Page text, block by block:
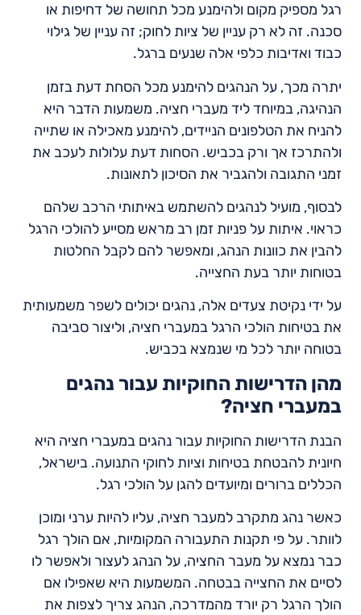
רגל מספיק מקום ולהימנע מכל תחושה של דחיפות או
סכנה. זה לא רק עניין של ציות לחוק; זה עניין של גילוי
כבוד ואדיבות כלפי אלה שנעים ברגל.
יתרה מכך, על הנהגים להימנע מכל הסחת דעת בזמן
הנהיגה, במיוחד ליד מעברי חציה. משמעות הדבר היא
להניח את הטלפונים הניידים, להימנע מאכילה או שתייה
ולהתרכז אך ורק בכביש. הסחות דעת עלולות לעכב את
זמני התגובה ולהגביר את הסיכון לתאונות.
לבסוף, מועיל לנהגים להשתמש באיתותי הרכב שלהם
כראוי. איתות על פניות זמן רב מראש מסייע להולכי הרגל
להבין את כוונות הנהג, ומאפשר להם לקבל החלטות
בטוחות יותר בעת החצייה.
על ידי נקיטת צעדים אלה, נהגים יכולים לשפר משמעותית
את בטיחות הולכי הרגל במעברי חציה, וליצור סביבה
בטוחה יותר לכל מי שנמצא בכביש.
מהן הדרישות החוקיות עבור נהגים
במעברי חציה?
הבנת הדרישות החוקיות עבור נהגים במעברי חציה היא
חיונית להבטחת בטיחות וציות לחוקי התנועה. בישראל,
הכללים ברורים ומיועדים להגן על הולכי רגל.
כאשר נהג מתקרב למעבר חציה, עליו להיות ערני ומוכן
לוותר. על פי תקנות התעבורה המקומיות, אם הולך רגל
כבר נמצא על מעבר החציה, על הנהג לעצור ולאפשר לו
לסיים את החצייה בבטחה. המשמעות היא שאפילו אם
הולך הרגל רק יורד מהמדרכה, הנהג צריך לצפות את